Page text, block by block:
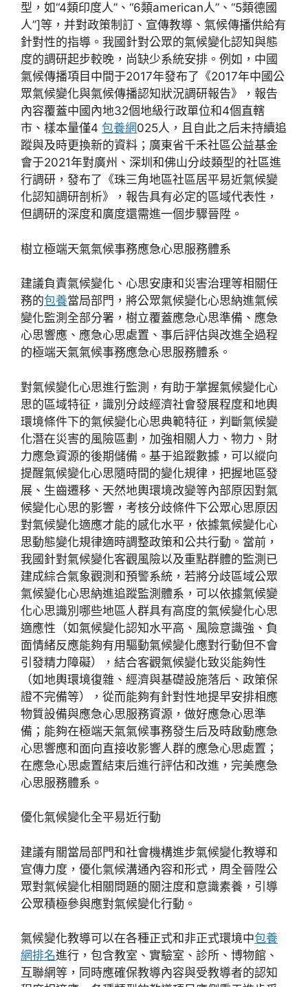
型，如“4類印度人”、“6類american人”、“5類德國
人”]等，并對政策制訂、宣傳教導、氣候傳播供給有
針對性的指導。我國針對公眾的氣候變化認知與態
度的調研起步較晚，尚缺少系統安排。例如，中國
氣候傳播項目中間于2017年發布了《2017年中國公
眾氣候變化與氣候傳播認知狀況調研報告》，報告
內容覆蓋中國內地32個地級行政單位和4個直轄
市、樣本量僅4 包養網025人，且自此之后未持續追
蹤與及時更換新的資料；廣東省千禾社區公益基金
會于2021年對廣州、深圳和佛山分歧類型的社區進
行調研，發布了《珠三角地區社區居平易近氣候變
化認知調研剖析》，報告具有必定的區域代表性，
但調研的深度和廣度還需進一個步驟晉陞。
樹立極端天氣氣候事務應急心思服務體系
建議負責氣候變化、心思安康和災害治理等相關任
務的包養當局部門，將公眾氣候變化心思納進氣候
變化監測全部分署，樹立覆蓋應急心思準備、應急
心思響應、應急心思處置、事后評估與改進全過程
的極端天氣氣候事務應急心思服務體系。
對氣候變化心思進行監測，有助于掌握氣候變化心
思的區域特征，識別分歧經濟社會發展程度和地輿
環境條件下的氣候變化心思典範特征，判斷氣候變
化潛在災害的風險區劃，加強相關人力、物力、財
力應急資源的後期儲備。基于追蹤數據，可以縱向
提醒氣候變化心思隨時間的變化規律，把握地區發
展、生齒遷移、天然地輿環境改變等內部原因對氣
候變化心思的影響，考核分歧條件下公眾心思原因
對氣候變化適應才能的感化水平，依據氣候變化心
思動態變化規律適時調整政策和公共行動。當前，
我國針對氣候變化客觀風險以及重點群體的監測已
建成綜合氣象觀測和預警系統，若將分歧區域公眾
氣候變化心思納進追蹤監測體系，可以依據氣候變
化心思識別哪些地區人群具有高度的氣候變化心思
適應性（如氣候變化認知水平高、風險意識強、負
面情緒反應能夠有用驅動氣候變化應對行動但不會
引發精力障礙），結合客觀氣候變化致災能夠性
（如地輿環境復雜、經濟與基礎設施落后、政策保
證不完備等），從而能夠有針對性地提早安排相應
物質設備與應急心思服務資源，做好應急心思準
備；能夠在極端天氣氣候事務發生后及時啟動應急
心思響應和面向直接收影響人群的應急心思處置；
在應急心思處置結束后進行評估和改進，完美應急
心思服務體系。
優化氣候變化全平易近行動
建議有關當局部門和社會機構進步氣候變化教導和
宣傳力度，優化氣候溝通內容和形式，周全晉陞公
眾對氣候變化相關問題的關注度和意識素養，引導
公眾積極參與應對氣候變化行動。
氣候變化教導可以在各種正式和非正式環境中包養
網排名進行，包含教室、實驗室、診所、博物館、
互聯網等，同時應確保教導內容與受教導者的認知